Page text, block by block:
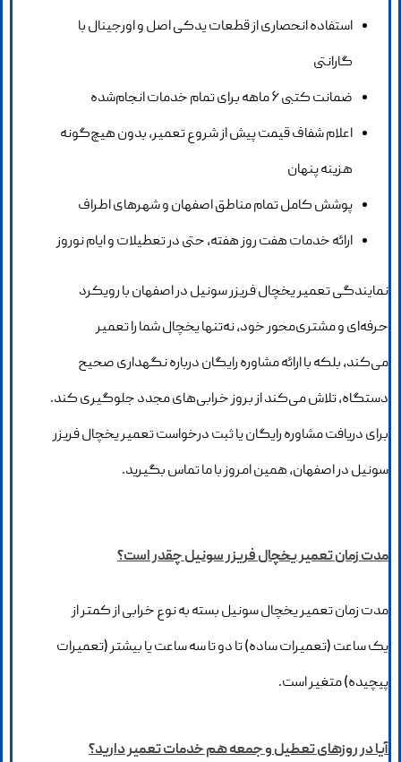
استفاده انحصاری از قطعات یدکی اصل و اورجینال با
گارانتی
ضمانت کتبی ۶ ماهه برای تمام خدمات انجام‌شده
اعلام شفاف قیمت پیش از شروع تعمیر، بدون هیچ‌گونه
هزینه پنهان
پوشش کامل تمام مناطق اصفهان و شهرهای اطراف
ارائه خدمات هفت روز هفته، حتی در تعطیلات و ایام نوروز
نمایندگی تعمیر یخچال فریزر سونیل در اصفهان با رویکرد
حرفه‌ای و مشتری‌محور خود، نه‌تنها یخچال شما را تعمیر
می‌کند، بلکه با ارائه مشاوره رایگان درباره نگهداری صحیح
دستگاه، تلاش می‌کند از بروز خرابی‌های مجدد جلوگیری کند.
برای دریافت مشاوره رایگان یا ثبت درخواست تعمیر یخچال فریزر
سونیل در اصفهان، همین امروز با ما تماس بگیرید.
مدت زمان تعمیر یخچال فریزر سونیل چقدر است؟
مدت زمان تعمیر یخچال سونیل بسته به نوع خرابی از کمتر از
یک ساعت (تعمیرات ساده) تا دو تا سه ساعت یا بیشتر (تعمیرات
پیچیده) متغیر است.
آیا در روزهای تعطیل و جمعه هم خدمات تعمیر دارید؟